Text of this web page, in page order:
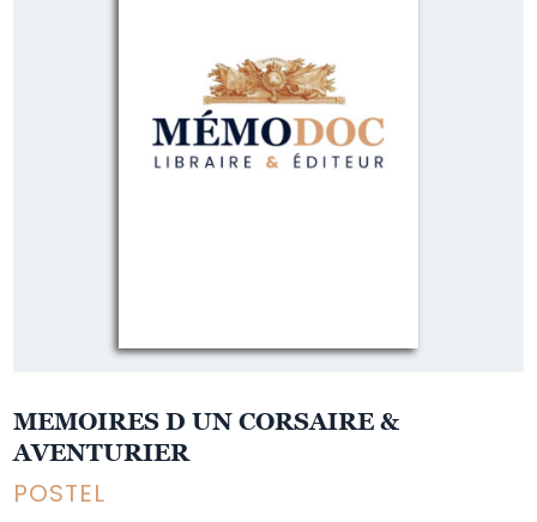
MEMOIRES D UN CORSAIRE &
AVENTURIER
POSTEL